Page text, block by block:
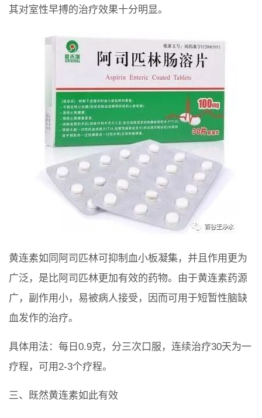
其对室性早搏的治疗效果十分明显。
黄连素如同阿司匹林可抑制血小板凝集，并且作用更为
广泛，是比阿司匹林更加有效的药物。由于黄连素药源
广，副作用小，易被病人接受，因而可用于短暂性脑缺
血发作的治疗。
具体用法：每日0.9克，分三次口服，连续治疗30天为一
疗程，可用2-3个疗程。
三、既然黄连素如此有效